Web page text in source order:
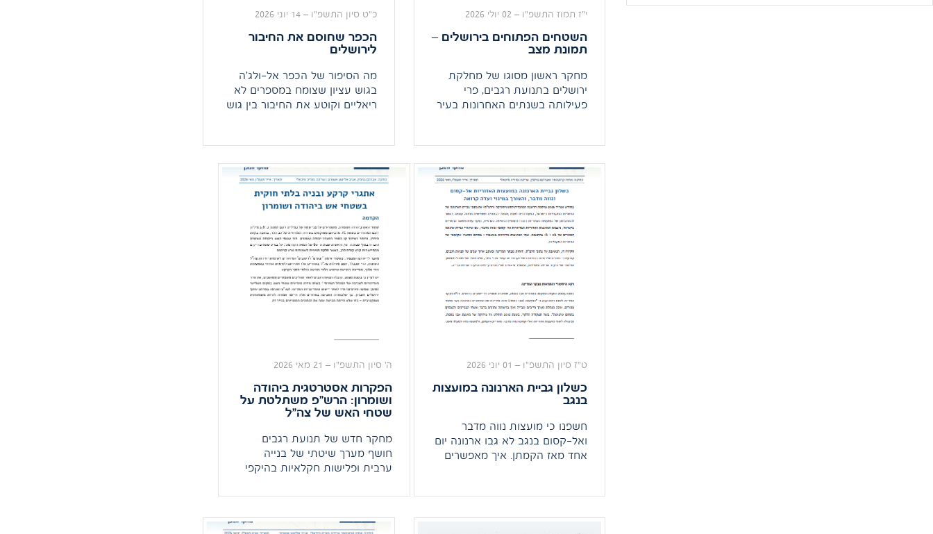
י"ז תמוז התשפ"ו – 02 יולי 2026
השטחים הפתוחים בירושלים –
תמונת מצב
מחקר ראשון מסוגו של מחלקת
ירושלים בתנועת רגבים, פרי
פעילותה בשנתים האחרונות בעיר
בעיר.המחקר משלב ניתוח תכנוני
עדכני של מצב השטחים הפתוחים
בירושלים עם בחינה אסטרטגית
רחבת היקף שמטרתה למפות את
היקף הבעיה ואת מאפייניה, לסמן
את הגורמים לה ולשרטט חזון
לפעולה אפשרית לפתרון.
כ"ט סיון התשפ"ו –14 יוני 2026
הכפר שחוסם את החיבור
לירושלים
מה הסיפור של הכפר אל-ולג'ה
בגוש עציון שצומח במספרים לא
ריאליים וקוטע את החיבור בין גוש
להיסטוריה האזורית וממחיש
בעזרת תצלומי אוויר את סיפורו של
הכפר, ומציב את הדרישה
המתבקשת – להעלות את
האכיפה בו לראש סדרי העדיפות
של רשויות האכיפה.
ט"ז סיון התשפ"ו – 01 יוני 2026
כשלון גביית הארנונה במועצות
בנגב
חשפנו כי מועצות נווה מדבר
ואל-קסום בנגב לא גבו ארנונה יום
אחד מאז הקמתן. איך מאפשרים
צריכה לעשות? קראו את נייר
העמדה שהפקנו לקראת דיון
ה' סיון התשפ"ו – 21 מאי 2026
הפקרות אסטרטגית ביהודה
ושומרון: הרש"פ משתלטת על
שטחי האש של צה"ל
מחקר חדש של תנועת רגבים
חושף מערך שיטתי של בנייה
ערבית ופלישות חקלאיות בהיקפי
ביהודה ושומרון. המחקר מתבסס
משנת 2009 ועד שנת 2025 ומוכיח